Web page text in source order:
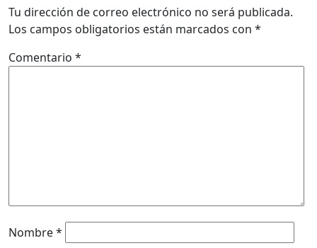
Tu dirección de correo electrónico no será publicada.
Los campos obligatorios están marcados con *
Comentario *
Nombre*